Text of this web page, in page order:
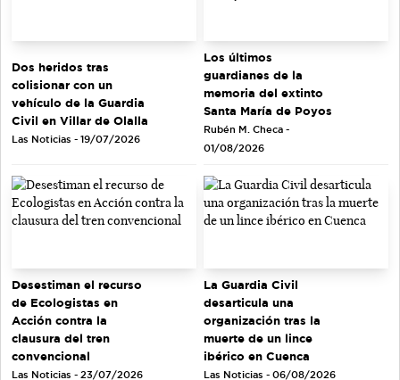
Dos heridos tras
colisionar con un
vehículo de la Guardia
Civil en Villar de Olalla
Las Noticias - 19/07/2026
Los últimos
guardianes de la
memoria del extinto
Santa María de Poyos
Rubén M. Checa -
01/08/2026
Desestiman el recurso
de Ecologistas en
Acción contra la
clausura del tren
convencional
Las Noticias - 23/07/2026
La Guardia Civil
desarticula una
organización tras la
muerte de un lince
ibérico en Cuenca
Las Noticias - 06/08/2026